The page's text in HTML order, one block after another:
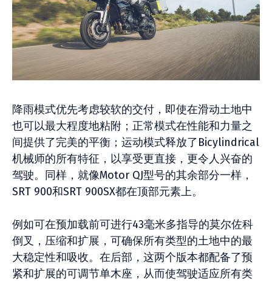
降雨模式优先考虑较软的交付，即使在滑动土地中
也可以最大程度地粘附；正常模式在性能和力量之
间提供了完美的平衡；运动模式释放了Bicylindrical
机械师的所有特征，以享受更直接，更令人兴奋的
驾驶。同样，就像Motor QJ型号的其余部分一样，
SRT 900和SRT 900SX都在顶部元素上。
例如可在预加载前可进行43毫米多指导的莫尔佐科
倒叉，压缩和扩展，可确保所有类型的土地中的最
大稳定性和吸收。在后部，这两个版本都配备了预
紧和扩展的可调节单木座，从而使驾驶适应所有类